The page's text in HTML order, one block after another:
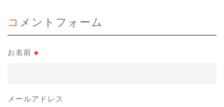
コメントフォーム
お名前 ※
メールアドレス